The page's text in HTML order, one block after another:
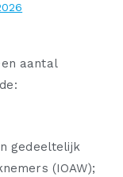
aantal
gedeeltelijk
(IOAW);